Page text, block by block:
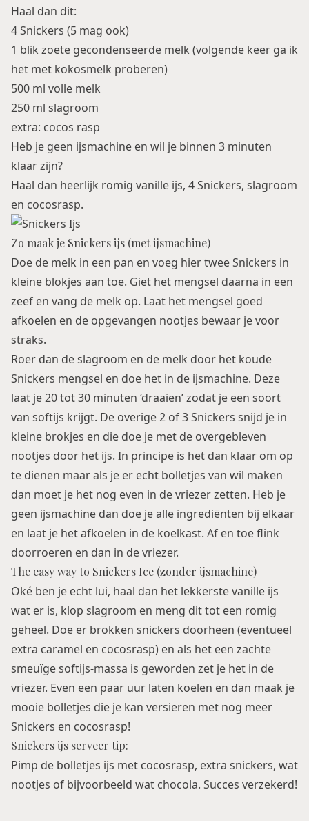
Haal dan dit:
4 Snickers (5 mag ook)
1 blik zoete gecondenseerde melk (volgende keer ga ik
het met kokosmelk proberen)
500 ml volle melk
250 ml slagroom
extra: cocos rasp
Heb je geen ijsmachine en wil je binnen 3 minuten
klaar zijn?
Haal dan heerlijk romig vanille ijs, 4 Snickers, slagroom
en cocosrasp.
Zo maak je Snickers ijs (met ijsmachine)
Doe de melk in een pan en voeg hier twee Snickers in
kleine blokjes aan toe. Giet het mengsel daarna in een
zeef en vang de melk op. Laat het mengsel goed
afkoelen en de opgevangen nootjes bewaar je voor
straks.
Roer dan de slagroom en de melk door het koude
Snickers mengsel en doe het in de ijsmachine. Deze
laat je 20 tot 30 minuten ‘draaien’ zodat je een soort
van softijs krijgt. De overige 2 of 3 Snickers snijd je in
kleine brokjes en die doe je met de overgebleven
nootjes door het ijs. In principe is het dan klaar om op
te dienen maar als je er echt bolletjes van wil maken
dan moet je het nog even in de vriezer zetten. Heb je
geen ijsmachine dan doe je alle ingrediënten bij elkaar
en laat je het afkoelen in de koelkast. Af en toe flink
doorroeren en dan in de vriezer.
The easy way to Snickers Ice (zonder ijsmachine)
Oké ben je echt lui, haal dan het lekkerste vanille ijs
wat er is, klop slagroom en meng dit tot een romig
geheel. Doe er brokken snickers doorheen (eventueel
extra caramel en cocosrasp) en als het een zachte
smeuïge softijs-massa is geworden zet je het in de
vriezer. Even een paar uur laten koelen en dan maak je
mooie bolletjes die je kan versieren met nog meer
Snickers en cocosrasp!
Snickers ijs serveer tip:
Pimp de bolletjes ijs met cocosrasp, extra snickers, wat
nootjes of bijvoorbeeld wat chocola. Succes verzekerd!